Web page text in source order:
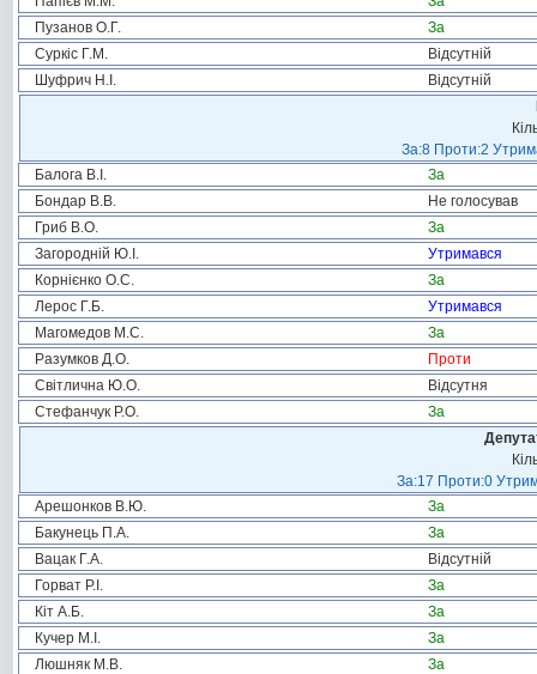
Пузанов О.Г.
За
Суркіс Г.М.
Відсутній
Шуфрич Н.І.
Відсутній
За:8 Проти:2
Балога В.І.
За
Бондар В.В.
Не голосував
Гриб В.О.
За
Загородній Ю.І.
Утримався
Корнієнко О.С.
За
Лерос Г.Б.
Утримався
Магомедов М.С.
За
Разумков Д.О.
Проти
Світлична Ю.О.
Відсутня
Стефанчук Р.О.
За
За:17 Проти:0
Арешонков В.Ю.
За
Бакунець П.А.
За
Вацак Г.А.
Відсутній
Горват Р.І.
За
Кіт А.Б.
За
Кучер М.І.
За
Люшняк М.В.
За